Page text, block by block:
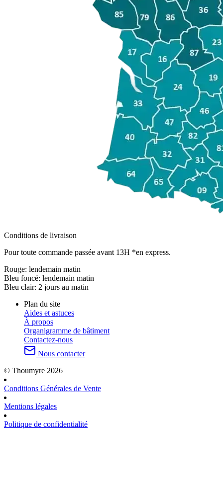
Conditions de livraison
Pour toute commande passée avant 13H *en express.
Rouge: lendemain matin
Bleu foncé: lendemain matin
Bleu clair: 2 jours au matin
Plan du site
Aides et astuces
À propos
Organigramme de bâtiment
Contactez-nous
Nous contacter
© Thoumyre 2026
Conditions Générales de Vente
Mentions légales
Politique de confidentialité